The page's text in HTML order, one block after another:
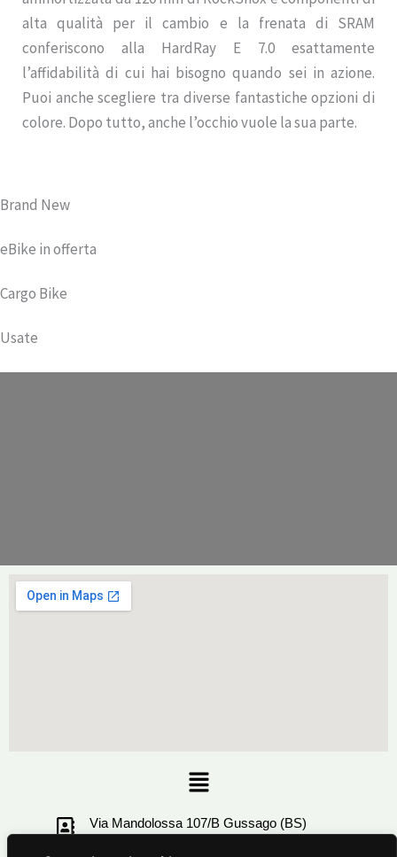
alta qualità per il cambio e la frenata di SRAM
conferiscono alla HardRay E 7.0 esattamente
l’affidabilità di cui hai bisogno quando sei in azione.
Puoi anche scegliere tra diverse fantastiche opzioni di
colore. Dopo tutto, anche l’occhio vuole la sua parte.
Brand New
eBike in offerta
Cargo Bike
Usate
Menu
Via Mandolossa 107/B Gussago (BS)